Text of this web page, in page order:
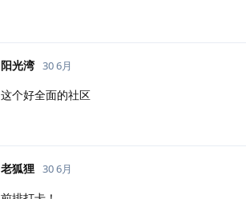
阳光湾 30 6月
这个好全面的社区
老狐狸 30 6月